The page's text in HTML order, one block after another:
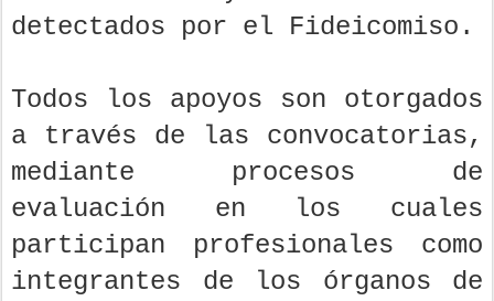
detectados por el Fideicomiso.
Todos los apoyos son otorgados
a través de las convocatorias,
mediante procesos de
evaluación en los cuales
participan profesionales como
integrantes de los órganos de